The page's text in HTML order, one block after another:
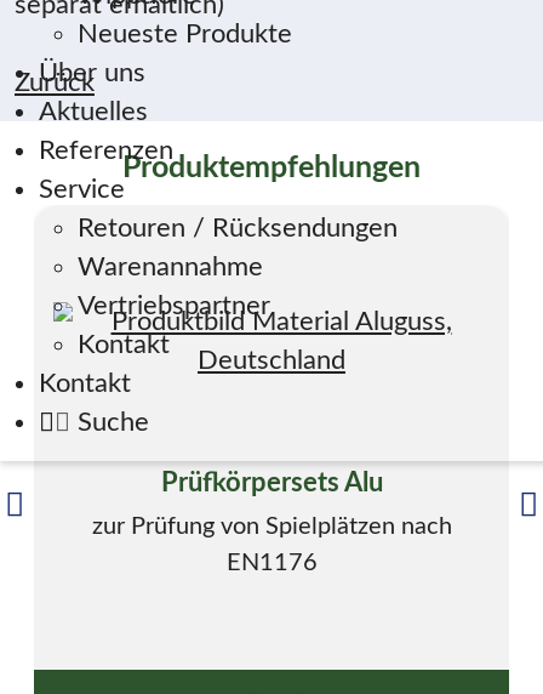
Neueste Produkte
Über uns
Aktuelles
Referenzen
Service
Retouren / Rücksendungen
Warenannahme
Vertriebspartner
Kontakt
Kontakt
Suche
Zurück
Produktempfehlungen
Prüfkörpersets Alu
zur Prüfung von Spielplätzen nach
EN1176